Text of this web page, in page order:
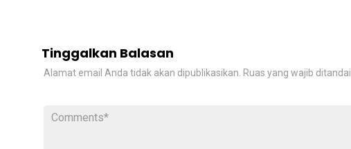
Tinggalkan Balasan
Alamat email Anda tidak akan dipublikasikan. Ruas yang wajib ditandai